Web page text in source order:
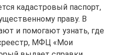
кадастровый паспорт,
праву. В
и помогают узнать, где
МФЦ «Мои